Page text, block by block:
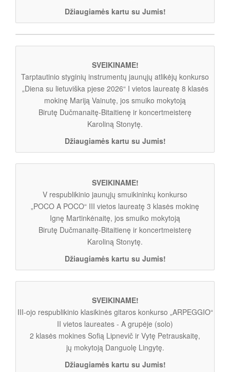
Džiaugiamės kartu su Jumis!
SVEIKINAME!
Tarptautinio styginių instrumentų jaunųjų atlikėjų konkurso
„Diena su lietuviška pjese 2026“ I vietos laureatę 8 klasės
mokinę Mariją Vainutę, jos smuiko mokytoją
Birutę Dučmanaitę-Bitaitienę ir koncertmeisterę
Karoliną Stonytę.
Džiaugiamės kartu su Jumis!
SVEIKINAME!
V respublikinio jaunųjų smuikininkų konkurso
„POCO A POCO“ III vietos laureatę 3 klasės mokinę
Ignę Martinkėnaitę, jos smuiko mokytoją
Birutę Dučmanaitę-Bitaitienę ir koncertmeisterę
Karoliną Stonytę.
Džiaugiamės kartu su Jumis!
SVEIKINAME!
III-ojo respublikinio klasikinės gitaros konkurso „ARPEGGIO“
II vietos laureates - A grupėje (solo)
2 klasės mokines Sofią Lipnevič ir Vytę Petrauskaitę,
jų mokytoją Danguolę Lingytę.
Džiaugiamės kartu su Jumis!